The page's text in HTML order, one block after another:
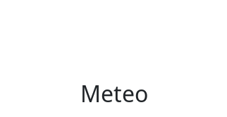
Meteo